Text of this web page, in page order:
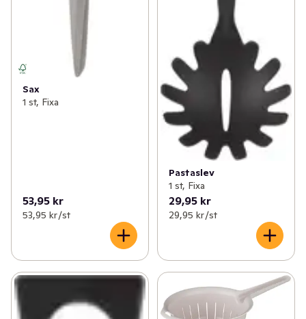
Sax
1 st, Fixa
53,95 kr
53,95 kr /st
Pastaslev
1 st, Fixa
29,95 kr
29,95 kr /st